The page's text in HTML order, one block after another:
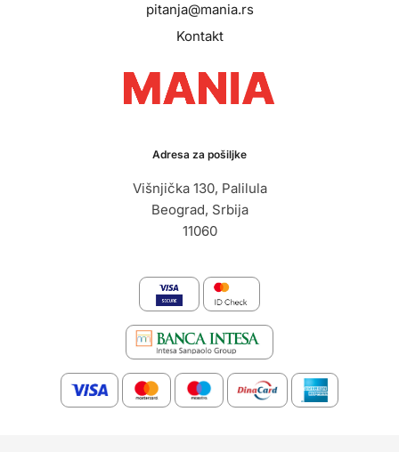
pitanja@mania.rs
Kontakt
Adresa za pošiljke
Višnjička 130, Palilula
Beograd, Srbija
11060